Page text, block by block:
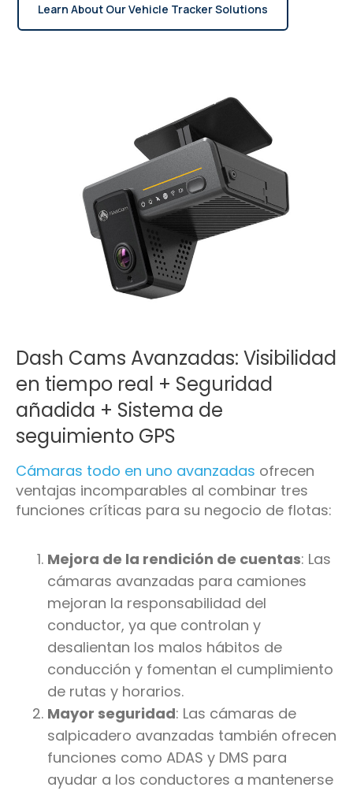
Learn About Our Vehicle Tracker Solutions
Dash Cams Avanzadas: Visibilidad
en tiempo real + Seguridad
añadida + Sistema de
seguimiento GPS
Cámaras todo en uno avanzadas ofrecen
ventajas incomparables al combinar tres
funciones críticas para su negocio de flotas:
Mejora de la rendición de cuentas: Las
cámaras avanzadas para camiones
mejoran la responsabilidad del
conductor, ya que controlan y
desalientan los malos hábitos de
conducción y fomentan el cumplimiento
de rutas y horarios.
Mayor seguridad: Las cámaras de
salpicadero avanzadas también ofrecen
funciones como ADAS y DMS para
ayudar a los conductores a mantenerse